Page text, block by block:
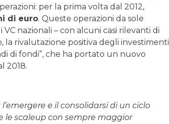
per la prima volta dal 2012,
di euro. Queste operazioni da sole
nazionali – con alcuni casi rilevanti di
la rivalutazione positiva degli investimenti
di fondi”, che ha portato un nuovo
2018.
e il consolidarsi di un ciclo
scaleup con sempre maggior